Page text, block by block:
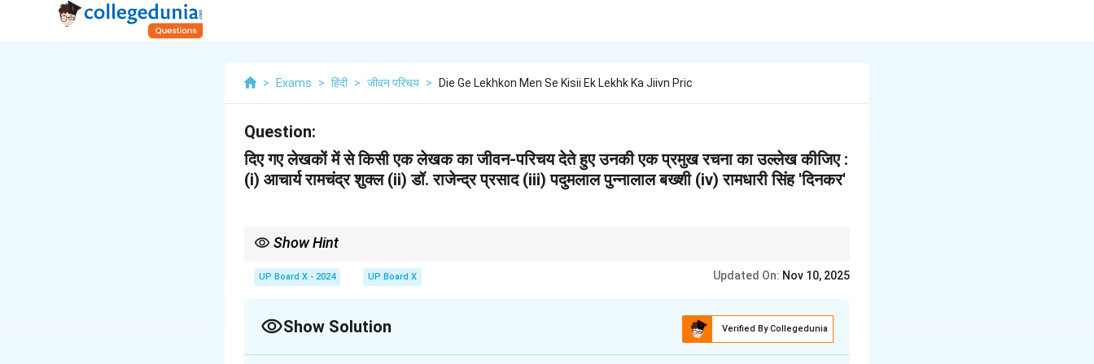
> Exams > हिंदी > जीवन परिचय > Die Ge Lekhkon Men Se Kisii Ek Lekhk Ka Jiivn Pric
Question:
दिए गए लेखकों में से किसी एक लेखक का जीवन-परिचय देते हुए उनकी एक प्रमुख रचना का उल्लेख कीजिए :
(i) आचार्य रामचंद्र शुक्ल (ii) डॉ. राजेन्द्र प्रसाद (iii) पदुमलाल पुन्नालाल बख्शी (iv) रामधारी सिंह 'दिनकर'
Show Hint
अवश्य करें।
UP Board X - 2024 UP Board X Updated On: Nov 10, 2025
Show Solution Verified By Collegedunia